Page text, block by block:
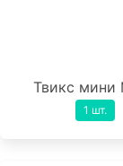
Твикс мини
1 шт.